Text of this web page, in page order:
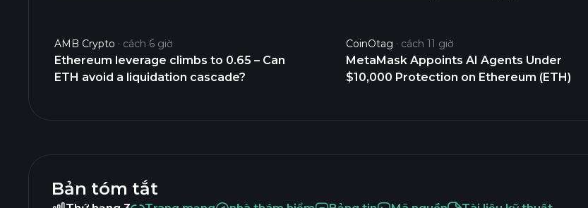
AMB Crypto cách 6 giờ
Ethereum leverage climbs to 0.65 – Can
ETH avoid a liquidation cascade?
CoinOtag cách 11 giờ
MetaMask Appoints AI Agents Under
$10,000 Protection on Ethereum (ETH)
Bản tóm tắt